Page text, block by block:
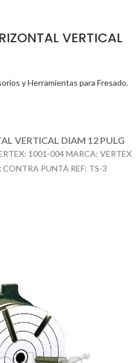
VERTICAL
y Herramientas para Fresado,
VERTICAL DIAM 12 PULG
1001-004 MARCA: VERTEX
CONTRA PUNTÁ REF: TS-3